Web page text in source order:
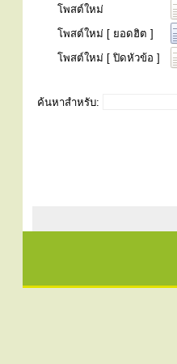
โพสต์ใหม่
โพสต์ใหม่ [ ยอดฮิต ]
โพสต์ใหม่ [ ปิดหัวข้อ ]
ค้นหาสำหรับ: